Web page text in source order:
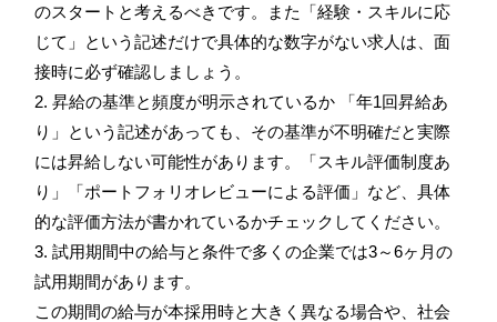
のスタートと考えるべきです。また「経験・スキルに応
じて」という記述だけで具体的な数字がない求人は、面
接時に必ず確認しましょう。
2. 昇給の基準と頻度が明示されているか 「年1回昇給あ
り」という記述があっても、その基準が不明確だと実際
には昇給しない可能性があります。「スキル評価制度あ
り」「ポートフォリオレビューによる評価」など、具体
的な評価方法が書かれているかチェックしてください。
3. 試用期間中の給与と条件で多くの企業では3～6ヶ月の
試用期間があります。
この期間の給与が本採用時と大きく異なる場合や、社会